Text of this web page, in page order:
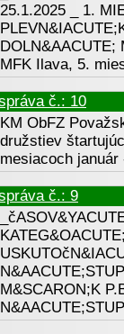
25.1.2025 _ 1.
DOLN&AACUTE;
MFK Ilava, 5.
č.: 10
KM ObFZ
družstiev
mesiacoch
č.: 9
M&SCARON;K